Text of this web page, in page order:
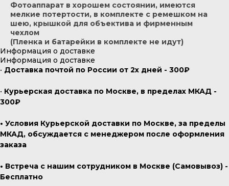
Фотоаппарат в хорошем состоянии, имеются
мелкие потертости, в комплекте с ремешком на
шею, крышкой для объектива и фирменным
чехлом
(Пленка и батарейки в комплекте не идут)
Информация о доставке
Информация о доставке
• Доставка почтой по России от 2х дней - 300₽
• Курьерская доставка по Москве, в пределах МКАД -
300₽
• Условия Курьерской доставки по Москве, за пределы
МКАД, обсуждается с менеджером после оформления
заказа
• Встреча с нашим сотрудником в Москве (Самовывоз) -
Бесплатно